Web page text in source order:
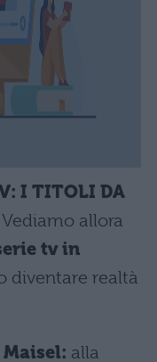
I TITOLI DA
Vediamo allora
tv in
diventare realtà
alla